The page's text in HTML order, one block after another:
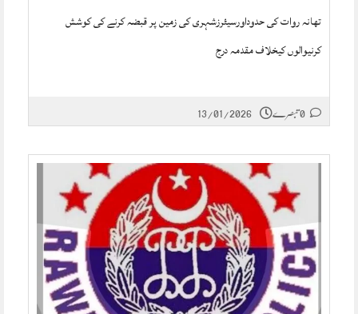
تھانہ روات کی حدوداورسیئرزشہری کی زمین پر قبضہ کرنے کی کوشش
کرنیوالوں کیخلاف مقدمہ درج
13/01/2026